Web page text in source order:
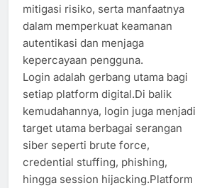
mitigasi risiko, serta manfaatnya
dalam memperkuat keamanan
autentikasi dan menjaga
kepercayaan pengguna.
Login adalah gerbang utama bagi
setiap platform digital.Di balik
kemudahannya, login juga menjadi
target utama berbagai serangan
siber seperti brute force,
credential stuffing, phishing,
hingga session hijacking.Platform